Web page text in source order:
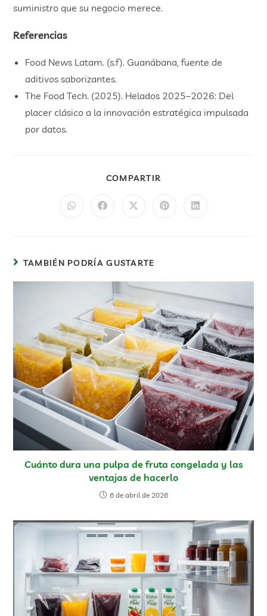
suministro que su negocio merece.
Referencias
Food News Latam. (s.f). Guanábana, fuente de
aditivos saborizantes.
The Food Tech. (2025). Helados 2025–2026: Del
placer clásico a la innovación estratégica impulsada
por datos.
COMPARTIR
TAMBIÉN PODRÍA GUSTARTE
Cuánto dura una pulpa de fruta congelada y las
ventajas de hacerlo
6 de abril de 2026